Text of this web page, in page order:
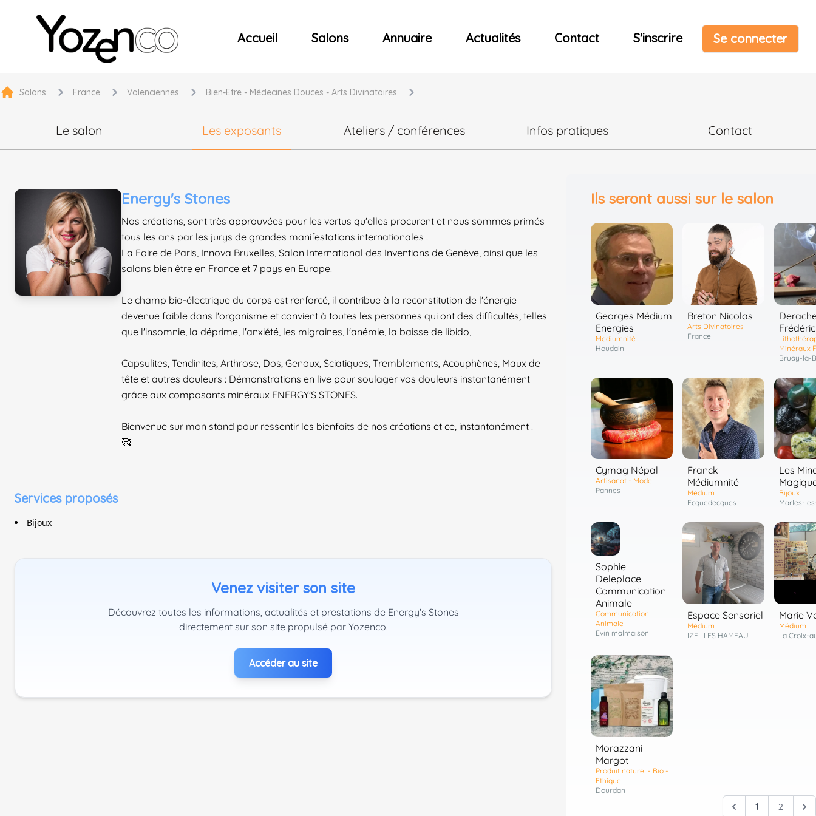
Yozenco - Organisateur de Salons, Evénements et Concerts
Accueil Salons Annuaire Actualités Contact S'inscrire Se connecter
Salons France Valenciennes Bien-Etre - Médecines Douces - Arts Divinatoires
Le salon Les exposants Ateliers / conférences Infos pratiques Contact
Energy's Stones
Nos créations, sont très approuvées pour les vertus qu'elles procurent et nous sommes primés
tous les ans par les jurys de grandes manifestations internationales :
La Foire de Paris, Innova Bruxelles, Salon International des Inventions de Genève, ainsi que les
salons bien être en France et 7 pays en Europe.
Le champ bio-électrique du corps est renforcé, il contribue à la reconstitution de l'énergie
devenue faible dans l'organisme et convient à toutes les personnes qui ont des difficultés, telles
que l'insomnie, la déprime, l'anxiété, les migraines, l'anémie, la baisse de libido,
Capsulites, Tendinites, Arthrose, Dos, Genoux, Sciatiques, Tremblements, Acouphènes, Maux de
tête et autres douleurs : Démonstrations en live pour soulager vos douleurs instantanément
grâce aux composants minéraux ENERGY'S STONES.
Bienvenue sur mon stand pour ressentir les bienfaits de nos créations et ce, instantanément !
🥰
Services proposés
Bijoux
Venez visiter son site
Découvrez toutes les informations, actualités et prestations de Energy's Stones
directement sur son site propulsé par Yozenco.
Accéder au site
Ils seront aussi sur le salon
Georges Médium
Energies
Mediumnité
Houdain
Breton Nicolas
Arts Divinatoires
France
Frédéric
Minéraux
Bruay-la-
Cymag Népal
Artisanat - Mode
Pannes
Franck
Médiumnité
Médium
Ecquedecques
Les
Bijoux
Marles-
Sophie
Deleplace
Communication
Animale
Communication
Animale
Evin malmaison
Espace Sensoriel
Médium
IZEL LES HAMEAU
Marie
Médium
La Croix-
Morazzani
Margot
Produit naturel - Bio -
Ethique
Dourdan
1 2